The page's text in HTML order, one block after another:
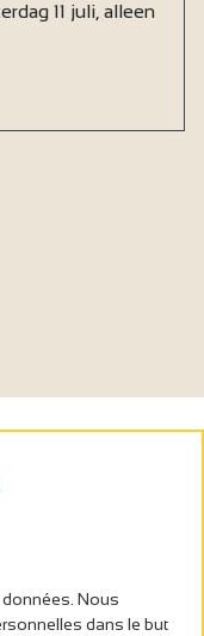
11 juli, alleen
Nous
dans le but